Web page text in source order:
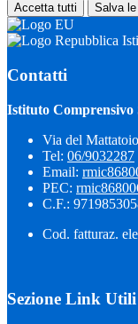
Accetta tutti Salva
Contatti
Istituto Comprensivo
Via del
Tel: 06/9032287
Email:
PEC:
C.F.:
Cod. fatturaz.
Sezione Link Utili